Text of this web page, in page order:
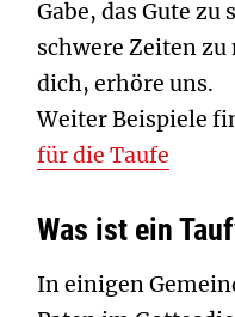
Gabe, das Gute
schwere Zeiten
dich, erhöre uns.
Weiter Beispiele
für die Taufe
Was ist ein
In einigen